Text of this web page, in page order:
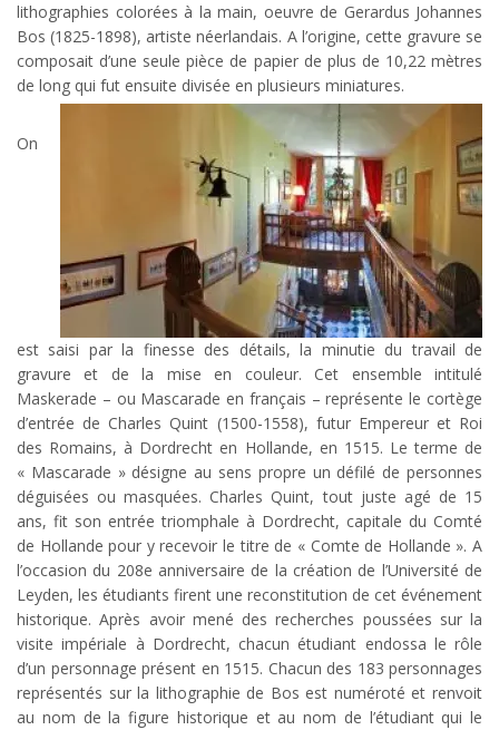
lithographies colorées à la main, oeuvre de Gerardus Johannes
Bos (1825-1898), artiste néerlandais. A l’origine, cette gravure se
composait d’une seule pièce de papier de plus de 10,22 mètres
de long qui fut ensuite divisée en plusieurs miniatures.
On
est saisi par la finesse des détails, la minutie du travail de
gravure et de la mise en couleur. Cet ensemble intitulé
Maskerade – ou Mascarade en français – représente le cortège
d’entrée de Charles Quint (1500-1558), futur Empereur et Roi
des Romains, à Dordrecht en Hollande, en 1515. Le terme de
« Mascarade » désigne au sens propre un défilé de personnes
déguisées ou masquées. Charles Quint, tout juste agé de 15
ans, fit son entrée triomphale à Dordrecht, capitale du Comté
de Hollande pour y recevoir le titre de « Comte de Hollande ». A
l’occasion du 208e anniversaire de la création de l’Université de
Leyden, les étudiants firent une reconstitution de cet événement
historique. Après avoir mené des recherches poussées sur la
visite impériale à Dordrecht, chacun étudiant endossa le rôle
d’un personnage présent en 1515. Chacun des 183 personnages
représentés sur la lithographie de Bos est numéroté et renvoit
au nom de la figure historique et au nom de l’étudiant qui le